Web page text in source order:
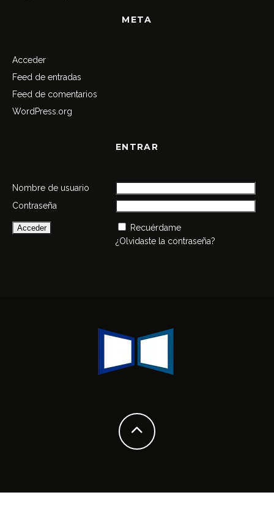
META
Acceder
Feed de entradas
Feed de comentarios
WordPress.org
ENTRAR
Nombre de usuario
Contraseña
Recuérdame
¿Olvidaste la contraseña?